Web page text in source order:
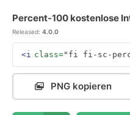
Percent-100 kostenlose
Released: 4.0.0
<i class="fi fi-sc-
PNG kopieren